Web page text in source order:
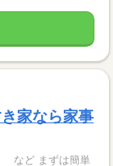
家なら家事
など まずは簡単